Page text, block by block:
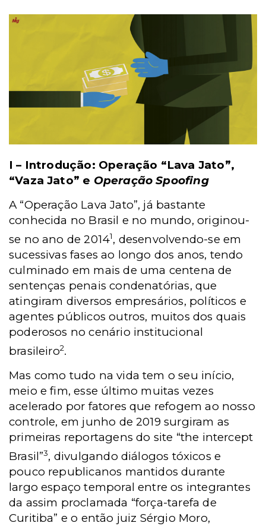
I – Introdução: Operação “Lava Jato”,
“Vaza Jato” e Operação Spoofing
A “Operação Lava Jato”, já bastante
conhecida no Brasil e no mundo, originou-
se no ano de 20141, desenvolvendo-se em
sucessivas fases ao longo dos anos, tendo
culminado em mais de uma centena de
sentenças penais condenatórias, que
atingiram diversos empresários, políticos e
agentes públicos outros, muitos dos quais
poderosos no cenário institucional
brasileiro2.
Mas como tudo na vida tem o seu início,
meio e fim, esse último muitas vezes
acelerado por fatores que refogem ao nosso
controle, em junho de 2019 surgiram as
primeiras reportagens do site “the intercept
Brasil”3, divulgando diálogos tóxicos e
pouco republicanos mantidos durante
largo espaço temporal entre os integrantes
da assim proclamada “força-tarefa de
Curitiba” e o então juiz Sérgio Moro,